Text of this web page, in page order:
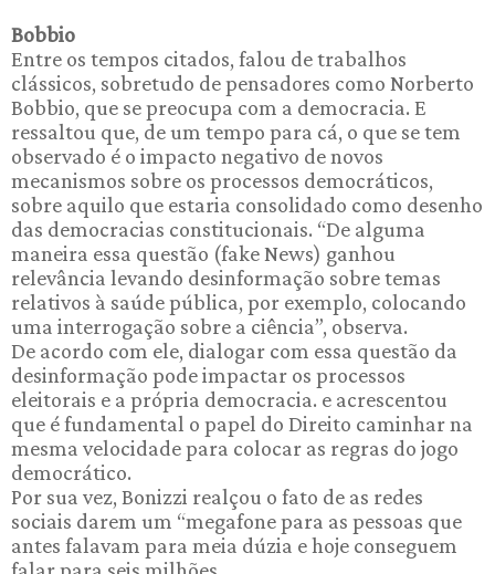
Bobbio
Entre os tempos citados, falou de trabalhos
clássicos, sobretudo de pensadores como Norberto
Bobbio, que se preocupa com a democracia. E
ressaltou que, de um tempo para cá, o que se tem
observado é o impacto negativo de novos
mecanismos sobre os processos democráticos,
sobre aquilo que estaria consolidado como desenho
das democracias constitucionais. “De alguma
maneira essa questão (fake News) ganhou
relevância levando desinformação sobre temas
relativos à saúde pública, por exemplo, colocando
uma interrogação sobre a ciência”, observa.
De acordo com ele, dialogar com essa questão da
desinformação pode impactar os processos
eleitorais e a própria democracia. e acrescentou
que é fundamental o papel do Direito caminhar na
mesma velocidade para colocar as regras do jogo
democrático.
Por sua vez, Bonizzi realçou o fato de as redes
sociais darem um “megafone para as pessoas que
antes falavam para meia dúzia e hoje conseguem